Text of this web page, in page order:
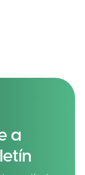
a